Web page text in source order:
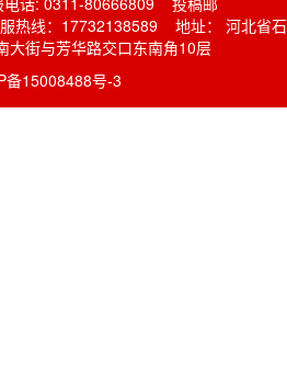
热线：17732138589 地址： 河北省石
大街与芳华路交口东南角10层
备15008488号-3